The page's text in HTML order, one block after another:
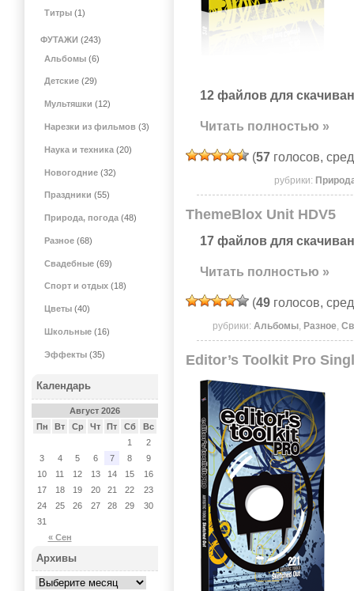
12 файлов для
Читать полностью »
(57 голосов,
рубрики:
ThemeBlox Unit HDV5
17 файлов для
Читать полностью »
(49 голосов,
рубрики: Альбомы Разное ,
Editor’s Toolkit Pro
Титры (1)
ФУТАЖИ (243)
Альбомы (6)
Детские (29)
Мультяшки (12)
Нарезки из фильмов (3)
Наука и техника (20)
Новогодние (32)
Праздники (55)
Природа, погода (48)
Разное (68)
Свадебные (69)
Спорт и отдых (18)
Цветы (40)
Школьные (16)
Эффекты (35)
Календарь
Август 2026
Пн
Вт Ср Чт Пт Сб Вс
« Сен
1
2
3
4 5 6 7 8
9
10
11 12 13 14 15
16
17
18 19 20 21 22
23
24
25 26 27 28 29
30
31
Архивы